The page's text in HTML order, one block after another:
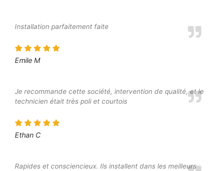
Installation parfaitement faite
Emile M
Je recommande cette société, intervention de qualité, et le
technicien était très poli et courtois
Ethan C
Rapides et consciencieux. Ils installent dans les meilleurs